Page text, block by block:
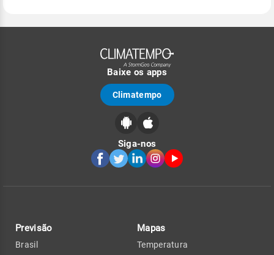
Baixe os apps
Climatempo
Siga-nos
Previsão
Brasil
Mapas
Temperatura